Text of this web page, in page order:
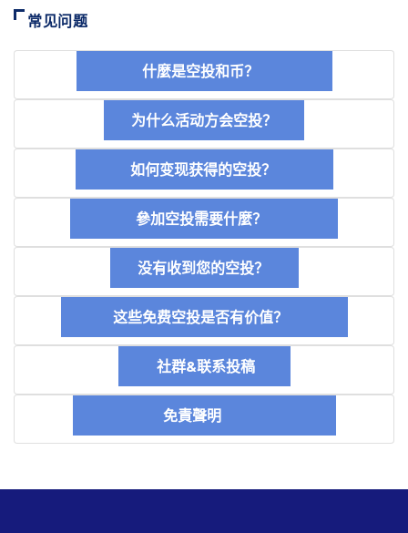
常见问题
什麼是空投和币？
为什么活动方会空投？
如何变现获得的空投？
參加空投需要什麼？
没有收到您的空投？
这些免费空投是否有价值？
社群&联系投稿
免責聲明